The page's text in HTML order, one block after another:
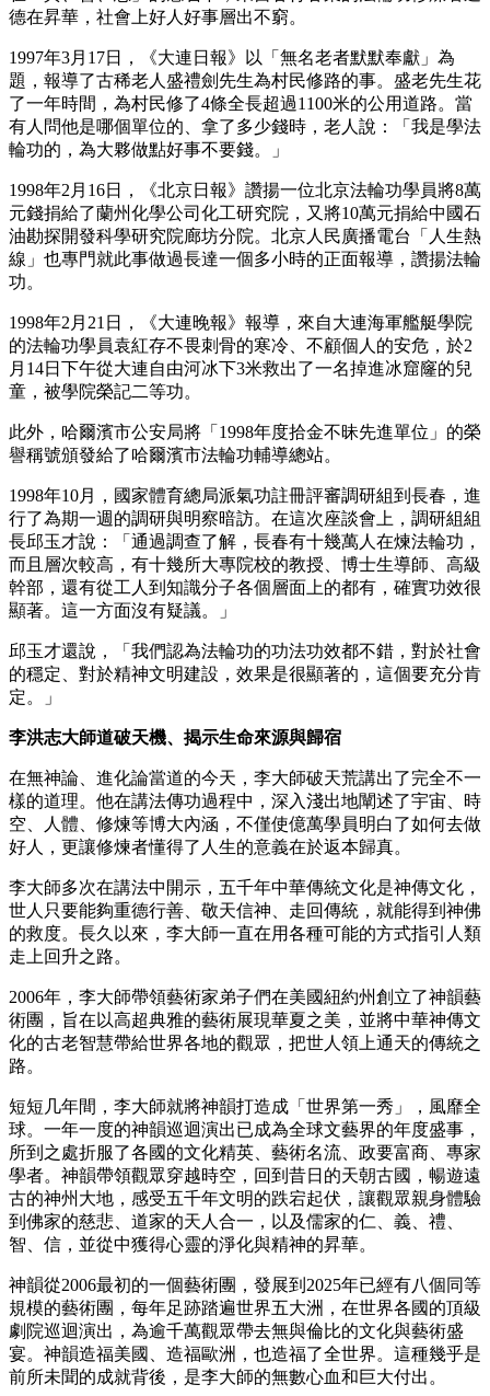
德在昇華，社會上好人好事層出不窮。
1997年3月17日，《大連日報》以「無名老者默默奉獻」為
題，報導了古稀老人盛禮劍先生為村民修路的事。盛老先生花
了一年時間，為村民修了4條全長超過1100米的公用道路。當
有人問他是哪個單位的、拿了多少錢時，老人說：「我是學法
輪功的，為大夥做點好事不要錢。」
1998年2月16日，《北京日報》讚揚一位北京法輪功學員將8萬
元錢捐給了蘭州化學公司化工研究院，又將10萬元捐給中國石
油勘探開發科學研究院廊坊分院。北京人民廣播電台「人生熱
線」也專門就此事做過長達一個多小時的正面報導，讚揚法輪
功。
1998年2月21日，《大連晚報》報導，來自大連海軍艦艇學院
的法輪功學員袁紅存不畏刺骨的寒冷、不顧個人的安危，於2
月14日下午從大連自由河冰下3米救出了一名掉進冰窟窿的兒
童，被學院榮記二等功。
此外，哈爾濱市公安局將「1998年度拾金不昧先進單位」的榮
譽稱號頒發給了哈爾濱市法輪功輔導總站。
1998年10月，國家體育總局派氣功註冊評審調研組到長春，進
行了為期一週的調研與明察暗訪。在這次座談會上，調研組組
長邱玉才說：「通過調查了解，長春有十幾萬人在煉法輪功，
而且層次較高，有十幾所大專院校的教授、博士生導師、高級
幹部，還有從工人到知識分子各個層面上的都有，確實功效很
顯著。這一方面沒有疑議。」
邱玉才還說，「我們認為法輪功的功法功效都不錯，對於社會
的穩定、對於精神文明建設，效果是很顯著的，這個要充分肯
定。」
李洪志大師道破天機、揭示生命來源與歸宿
在無神論、進化論當道的今天，李大師破天荒講出了完全不一
樣的道理。他在講法傳功過程中，深入淺出地闡述了宇宙、時
空、人體、修煉等博大內涵，不僅使億萬學員明白了如何去做
好人，更讓修煉者懂得了人生的意義在於返本歸真。
李大師多次在講法中開示，五千年中華傳統文化是神傳文化，
世人只要能夠重德行善、敬天信神、走回傳統，就能得到神佛
的救度。長久以來，李大師一直在用各種可能的方式指引人類
走上回升之路。
2006年，李大師帶領藝術家弟子們在美國紐約州創立了神韻藝
術團，旨在以高超典雅的藝術展現華夏之美，並將中華神傳文
化的古老智慧帶給世界各地的觀眾，把世人領上通天的傳統之
路。
短短几年間，李大師就將神韻打造成「世界第一秀」，風靡全
球。一年一度的神韻巡迴演出已成為全球文藝界的年度盛事，
所到之處折服了各國的文化精英、藝術名流、政要富商、專家
學者。神韻帶領觀眾穿越時空，回到昔日的天朝古國，暢遊遠
古的神州大地，感受五千年文明的跌宕起伏，讓觀眾親身體驗
到佛家的慈悲、道家的天人合一，以及儒家的仁、義、禮、
智、信，並從中獲得心靈的淨化與精神的昇華。
神韻從2006最初的一個藝術團，發展到2025年已經有八個同等
規模的藝術團，每年足跡踏遍世界五大洲，在世界各國的頂級
劇院巡迴演出，為逾千萬觀眾帶去無與倫比的文化與藝術盛
宴。神韻造福美國、造福歐洲，也造福了全世界。這種幾乎是
前所未聞的成就背後，是李大師的無數心血和巨大付出。